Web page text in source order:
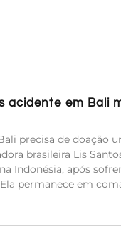
acidente em
precisa de doação
brasileira Lis
Indonésia, após
permanece em